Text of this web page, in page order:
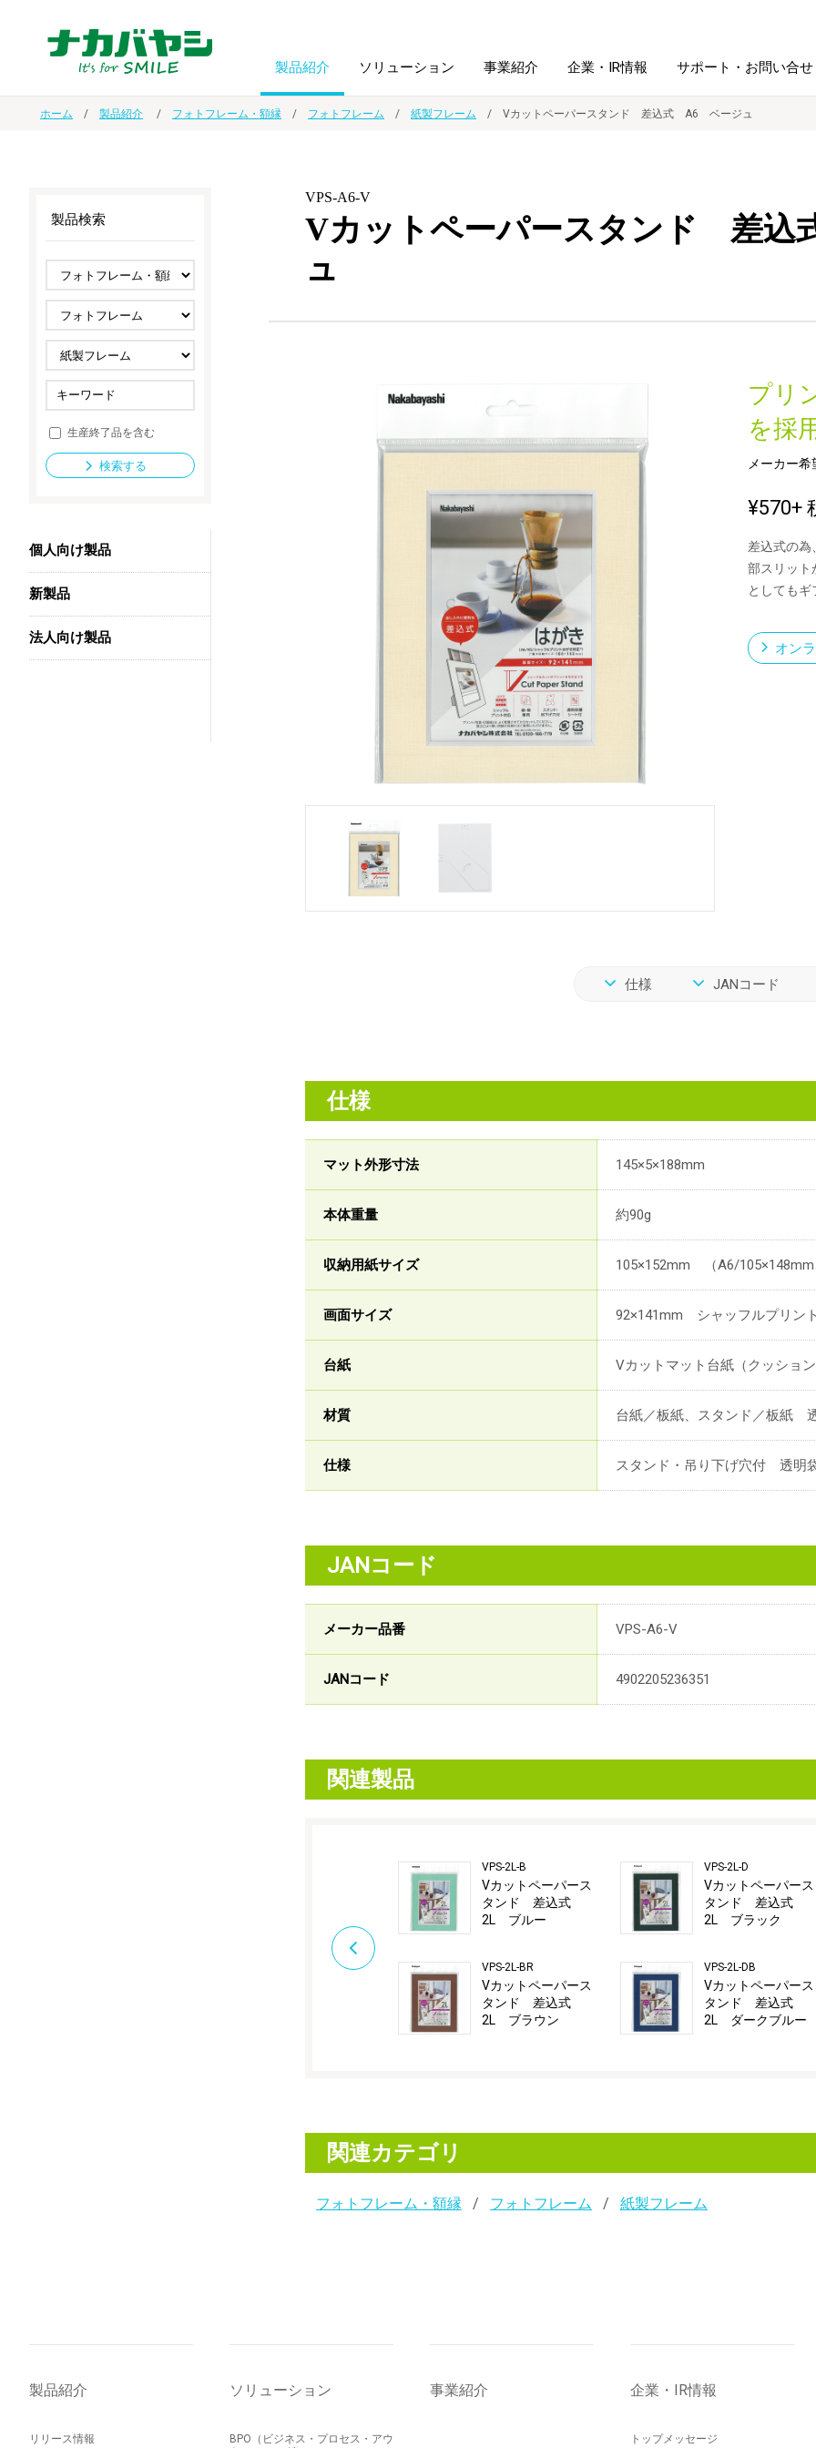
製品紹介
ノート・紙製品
ファイル・
ホルダー用品
スマートフォン・
タブレット関連
防災・
セキュリティ用品
法人向け製品
ソリューション
オーダー手帳・ノベルティ制作 学校ソリューション
ドキュメントスキャニングサービス
導入事例
事業紹介 企業・IR情報
IR情報 沿革
サステナビリティ
サポート・お問い合せ
ホーム 製品紹介 フォトフレーム・額縁 フォトフレーム 紙製フレーム Vカットペーパースタンド 差込式 A6 ベージュ
VPS-A6-V
Vカットペーパースタンド 差
ュ
プリ
を採
メーカー
¥570+
差込式の為
部スリット
としても
オン
仕様 JANコード
仕様
マット外形寸法 145×5×188mm
本体重量 約90g
収納用紙サイズ 105×152mm （A6/
画面サイズ 92×141mm シャッフルプリン
台紙 Vカットマット台紙（クッショ
材質 台紙／板紙、スタンド／板紙
仕様 スタンド・吊り下げ穴付 透明
JANコード
メーカー品番 VPS-A6-V
JANコード 4902205236351
関連製品
VPS-2L-B
Vカットペーパース
タンド 差込式
2L ブルー
VPS-2L-BR
Vカットペーパース
タンド 差込式
2L ブラウン
VPS-2L-D
Vカットペーパース
タンド 差込式
2L ブラック
VPS-2L-DB
Vカットペーパース
タンド 差込式
2L ダークブルー
関連カテゴリ
フォトフレーム・額縁 フォトフレーム 紙製フレーム
製品検索
生産終了品を含む
検索する
個人向け製品
新製品
法人向け製品
製品紹介
リリース情報
ソリューション
BPO（ビジネス・プロセス・アウ
事業紹介 企業・IR情報
トップメッセージ